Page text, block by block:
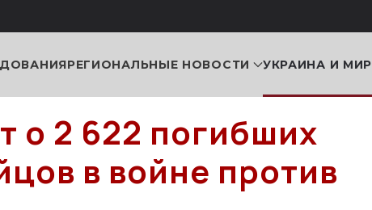
РЕГИОНАЛЬНЫЕ НОВОСТИ УКРАИНА И МИР
о 2 622 погибших
в войне против